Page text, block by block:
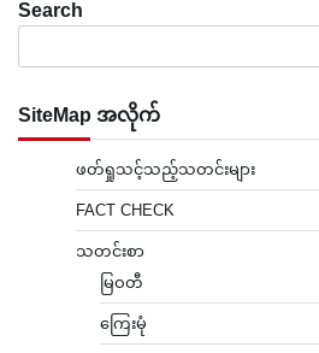
Search
SiteMap အလိုက်
ဖတ်ရှုသင့်သည့်သတင်းများ
FACT CHECK
သတင်းစာ
မြဝတီ
ကြေးမုံ